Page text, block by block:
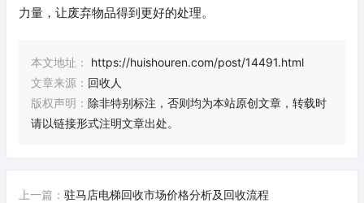
力量，让废弃物品得到更好的处理。
本文地址：
https://huishouren.com/post/14491.html
文章来源： 回收人
版权声明： 除非特别标注，否则均为本站原创文章，转载时
请以链接形式注明文章出处。
上一篇： 驻马店电梯回收市场价格分析及回收流程